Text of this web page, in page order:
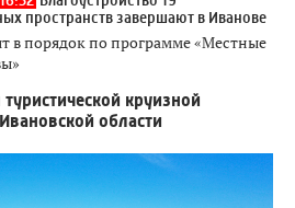
пространств завершают в Иванове
в порядок по программе «Местные
круизной
области